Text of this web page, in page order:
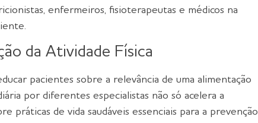
enfermeiros, fisioterapeutas e médicos na
da Atividade Física
pacientes sobre a relevância de uma alimentação
por diferentes especialistas não só acelera a
práticas de vida saudáveis essenciais para a prevenção